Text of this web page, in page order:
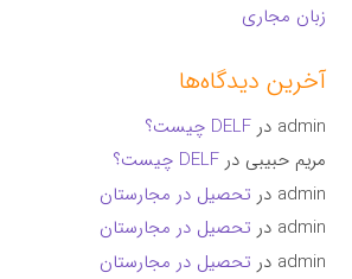
زبان مجاری
آخرین دیدگاه‌ها
admin درDELF چیست؟
مریم حبیبی درDELF چیست؟
admin در تحصیل در مجارستان
admin در تحصیل در مجارستان
admin در تحصیل در مجارستان